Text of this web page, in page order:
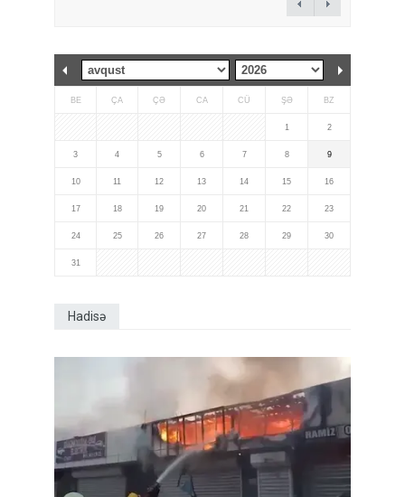
BE ÇA ÇƏ CA CÜ ŞƏ BZ
1 2
3 4 5 6 7 8 9
10 11 12 13 14 15 16
17 18 19 20 21 22 23
24 25 26 27 28 29 30
31
Hadisə